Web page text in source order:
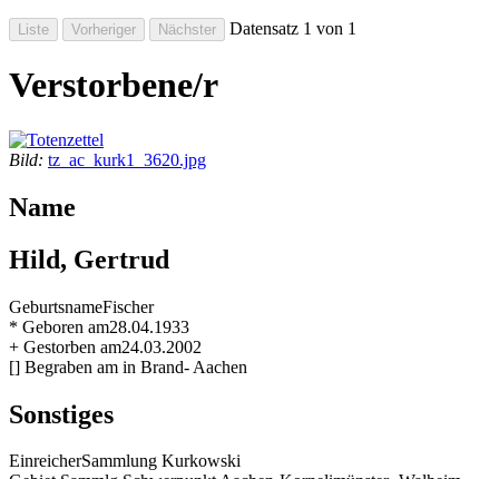
Datensatz 1 von 1
Verstorbene/r
Bild: tz_ac_kurk1_3620.jpg
Name
Hild, Gertrud
GeburtsnameFischer
* Geboren am28.04.1933
+ Gestorben am24.03.2002
[] Begraben am in Brand- Aachen
Sonstiges
EinreicherSammlung Kurkowski